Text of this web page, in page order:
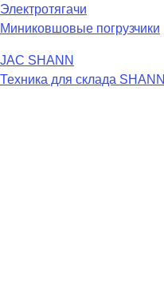
Электротягачи
Миниковшовые погрузчики
JAC SHANN
Техника для склада SHANN